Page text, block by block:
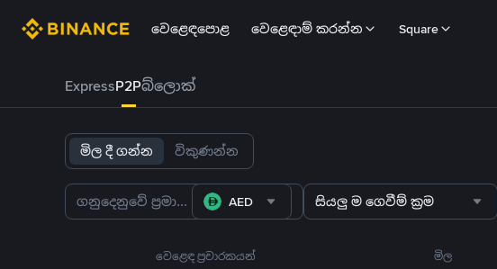
වෙළෙඳපොළ වෙළෙඳාම් කරන්න Square
ExpressP2Pබ්ලොක්
මිල දී ගන්න විකුණන්න
AED සියලු ම ගෙවීම් ක්‍රම
වෙළෙඳ ප්‍රචාරකයන් මිල